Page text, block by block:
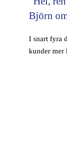
Björn
I snart fyra
kunder mer